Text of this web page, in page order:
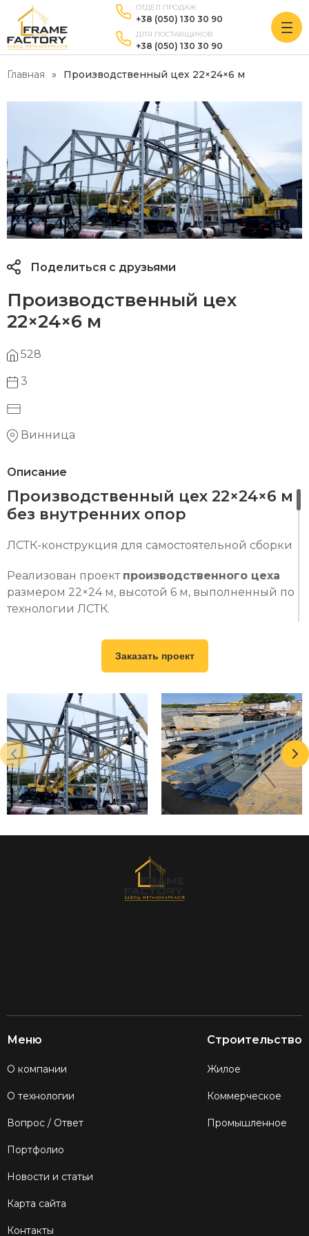
ОТДЕЛ ПРОДАЖ
+38 (050) 130 30 90
ДЛЯ ПОСТАВЩИКОВ
+38 (050) 130 30 90
Главная Производственный цех 22×24×6 м
Поделиться с друзьями
Производственный цех
22×24×6 м
528
3
Винница
Описание
Производственный цех 22×24×6 м
без внутренних опор
ЛСТК-конструкция для самостоятельной сборки
Реализован проект производственного цеха
размером 22×24 м, высотой 6 м, выполненный по
технологии ЛСТК.
Здание спроектировано без внутренних колонн,
что обеспечивает свободное производственное
Конструктив
Пролет 22 м без дополнительных опор
Высота 6 м
Сэндвич-панели 100 мм
Заводская подготовка элементов
упрощенная сборка
Сроки
Монтаж — около 1 месяца
Преимущества
Заказать проект
Меню
О компании
О технологии
Вопрос / Ответ
Портфолио
Новости и статьи
Карта сайта
Контакты
Строительство
Жилое
Коммерческое
Промышленное